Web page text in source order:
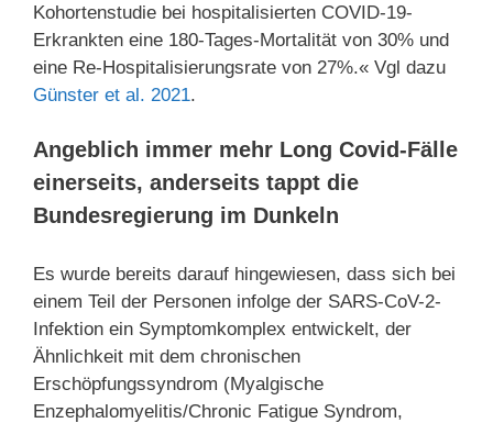
Kohortenstudie bei hospitalisierten COVID-19-
Erkrankten eine 180-Tages-Mortalität von 30% und
eine Re-Hospitalisierungsrate von 27%.« Vgl dazu
Günster et al. 2021.
Angeblich immer mehr Long Covid-Fälle
einerseits, anderseits tappt die
Bundesregierung im Dunkeln
Es wurde bereits darauf hingewiesen, dass sich bei
einem Teil der Personen infolge der SARS-CoV-2-
Infektion ein Symptomkomplex entwickelt, der
Ähnlichkeit mit dem chronischen
Erschöpfungssyndrom (Myalgische
Enzephalomyelitis/Chronic Fatigue Syndrom,